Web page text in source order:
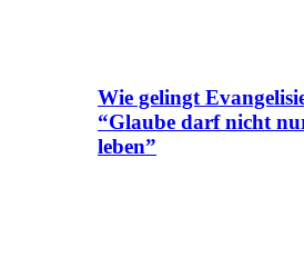
Wie gelingt
“Glaube darf nicht
leben”